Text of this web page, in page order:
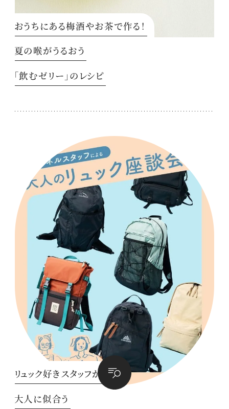
おうちにある梅酒やお茶で作る！
夏の喉がうるおう
「飲むゼリー」のレシピ
リュック好きスタッフが
大人に似合う